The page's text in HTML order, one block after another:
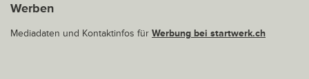
Werben
Mediadaten und Kontaktinfos für Werbung bei startwerk.ch